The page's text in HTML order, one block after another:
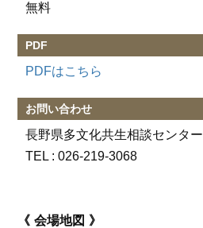
無料
PDF
PDFはこちら
お問い合わせ
長野県多文化共生相談センター
TEL :026-219-3068
会場地図